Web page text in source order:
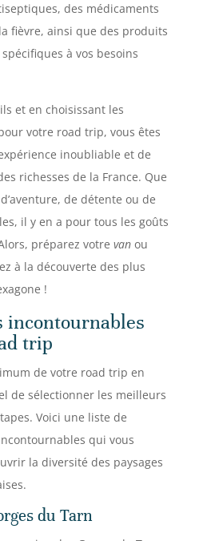
des médicaments
fièvre, ainsi que des produits
à vos besoins
et en choisissant les
votre road trip, vous êtes
inoubliable et de
richesses de la France. Que
de détente ou de
il y en a pour tous les goûts
préparez votre vanou
à la découverte des plus
!
incontournables
trip
de votre road trip en
de sélectionner les meilleurs
Voici une liste de
qui vous
la diversité des paysages
du Tarn